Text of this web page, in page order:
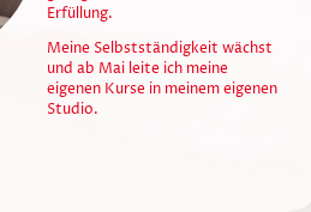
Erfüllung.
Meine Selbstständigkeit wächst
und ab Mai leite ich meine
eigenen Kurse in meinem eigenen
Studio.